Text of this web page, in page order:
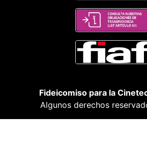
Fideicomiso para la
Algunos derechos